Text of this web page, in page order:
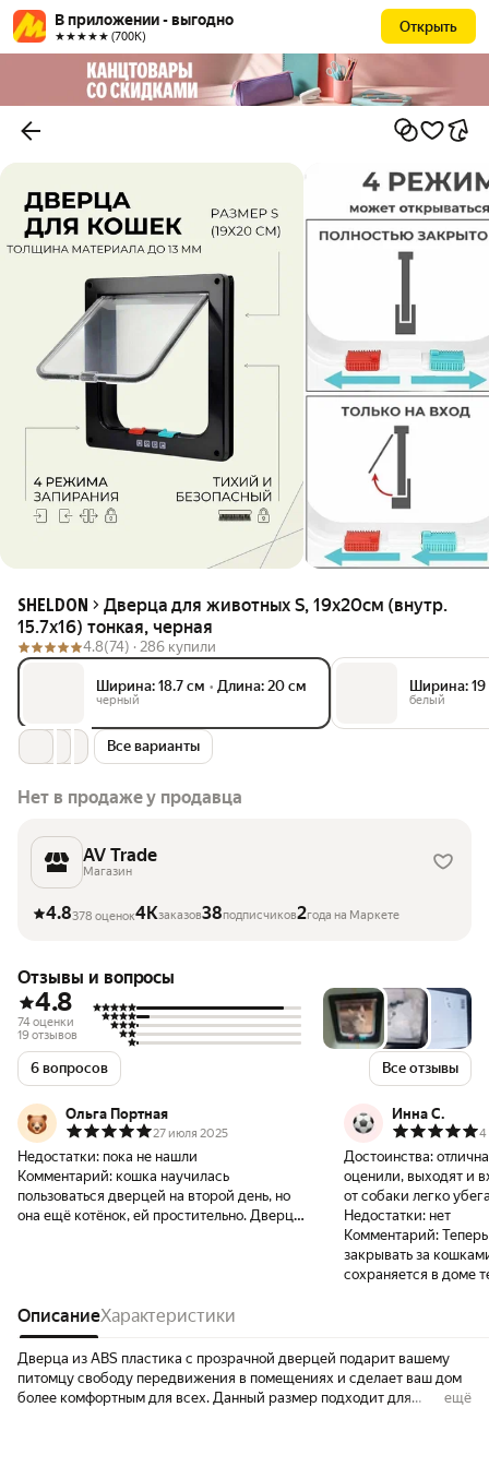
В приложении - выгодно
★★★★★ (700К)
Открыть
SHELDON
Дверца для животных S, 19х20см (внутр.
15.7х16) тонкая, черная
4.8(74) · 286 купили
Ширина: 18.7 см • Длина: 20 см
черный
Ширина:
белый
Все варианты
Нет в продаже у продавца
AV Trade
Магазин
4.8378 оценок4Kзаказов38подписчиков2года на Маркете
Отзывы и вопросы
4.8
74 оценки
19 отзывов
6 вопросов Все отзывы
Ольга Портная
27 июля 2025
Недостатки: пока не нашли
Комментарий: кошка научилась
пользоваться дверцей на второй день, но
она ещё котёнок, ей простительно. Дверцу
Инна С.
4
Достоинства:
оценили, выходят и
от собаки легко
Недостатки: нет
Комментарий:
закрывать за
сохраняется в доме
ОписаниеХарактеристики
Дверца из ABS пластика с прозрачной дверцей подарит вашему
питомцу свободу передвижения в помещениях и сделает ваш дом
более комфортным для всех. Данный размер подходит для
ещё